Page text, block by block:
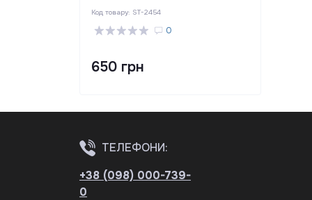
Код товару: ST-2454
0
650 грн
ТЕЛЕФОНИ:
+38 (098) 000-739-
0